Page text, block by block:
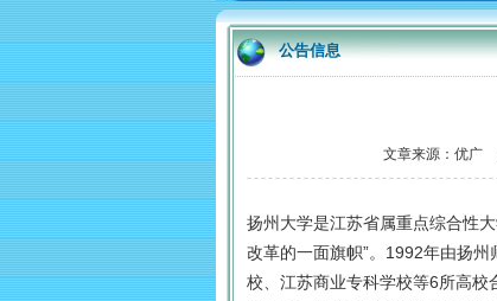
公告信息
文章来源：优广
扬州大学是江苏省属重点综合性
改革的一面旗帜”。1992年由扬
校、江苏商业专科学校等6所高校